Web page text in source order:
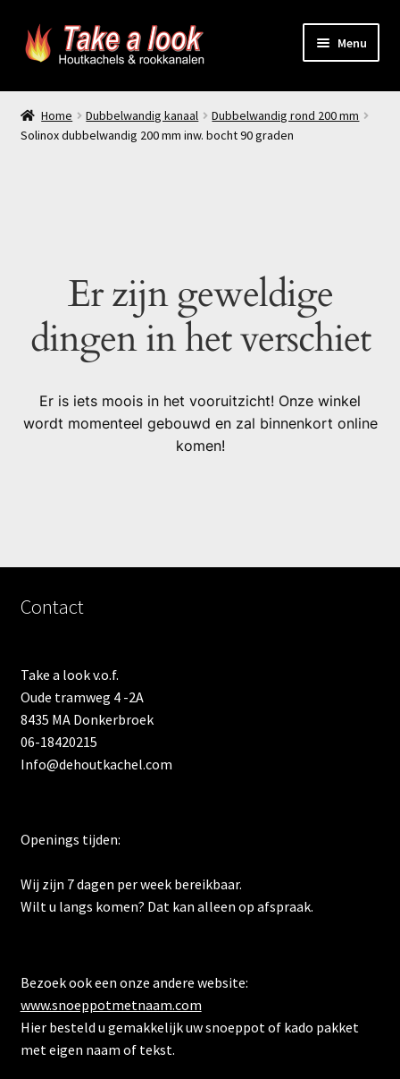
Ga
door
Ga
naar
Menu
Home
Prijsindicatie rookkanaal
Producten
Home Dubbelwandig kanaal
Dubbelwandig rond 200 mm
Solinox dubbelwandig 200 mm inw. bocht 90 graden
Er zijn geweldige
dingen in het verschiet
Er is iets moois in het vooruitzicht! Onze winkel
wordt momenteel gebouwd en zal binnenkort online
komen!
Contact
Take a look v.o.f.
Oude tramweg 4 -2A
8435 MA Donkerbroek
06-18420215
Info@dehoutkachel.com
Openings tijden:
Wij zijn 7 dagen per week bereikbaar.
Wilt u langs komen? Dat kan alleen op afspraak.
Bezoek ook een onze andere website:
www.snoeppotmetnaam.com
Hier besteld u gemakkelijk uw snoeppot of kado pakket
met eigen naam of tekst.